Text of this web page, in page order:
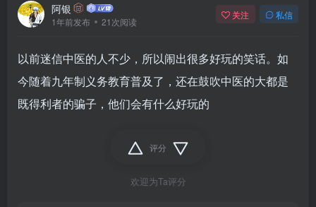
阿银
1年前发布 21次阅读
关注 私信
以前迷信中医的人不少，所以闹出很多好玩的笑话。如
今随着九年制义务教育普及了，还在鼓吹中医的大都是
既得利者的骗子，他们会有什么好玩的
评分
欢迎为Ta评分